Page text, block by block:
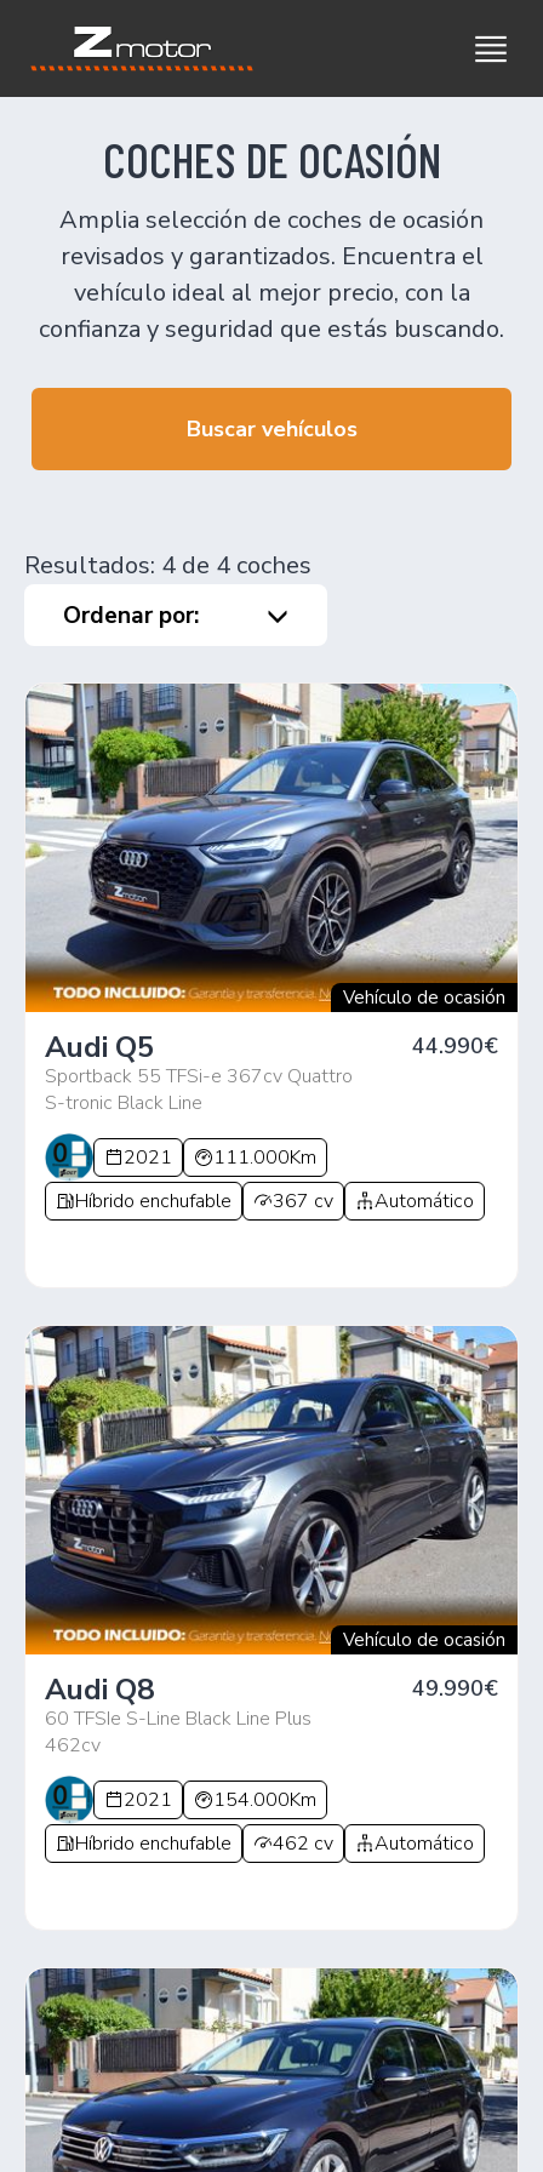
COCHES DE OCASIÓN
Amplia selección de coches de ocasión
revisados y garantizados. Encuentra el
vehículo ideal al mejor precio, con la
confianza y seguridad que estás buscando.
Buscar vehículos
Resultados: 4 de 4 coches
Ordenar por:
Vehículo de ocasión
Audi Q5
Sportback 55 TFSi-e 367cv Quattro
S-tronic Black Line
44.990€
2021
111.000Km
Híbrido enchufable
367 cv Automático
Vehículo de ocasión
Audi Q8
60 TFSIe S-Line Black Line Plus
462cv
49.990€
2021
154.000Km
Híbrido enchufable
462 cv Automático